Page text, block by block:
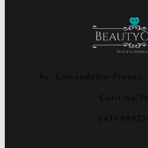
Av. Comendador
Curitiba/
(41)